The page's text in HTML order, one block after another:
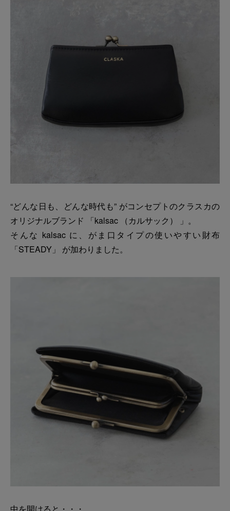
“どんな日も、どんな時代も” がコンセプトのクラスカの
オリジナルブランド 「kalsac （カルサック） 」。
そんな kalsac に、がま口タイプの使いやすい財布
「STEADY」 が加わりました。